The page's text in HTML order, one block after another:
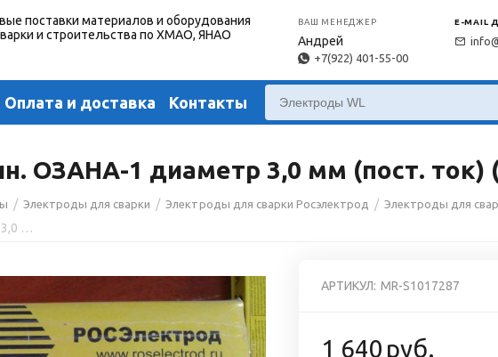
поставки материалов и оборудования
и строительства по ХМАО, ЯНАО
ВАШ МЕНЕДЖЕР
Андрей
+7(922) 401-55-00
E-MAIL
Оплата и доставка Контакты
ОЗАНА-1 диаметр 3,0 мм (пост. ток)
/ Электроды для сварки / Электроды для сварки Росэлектрод / Электроды для
Электроды алюмин. ОЗАНА-1 диаметр 3,0 мм (пост. ток) (пачка 2 кг, Росэлектрод)
АРТИКУЛ: MR-S1017287
1 640 руб.